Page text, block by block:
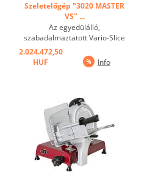
Szeletelőgép "3020 MASTER
VS" ...
Az egyedülálló,
szabadalmaztatott Vario-Slice
csúszda garantálja a biztonságos
és hatékony munkavégzést
optimális ergonómiával. A kocsi
anyag mindig a kocsi hátsó falán
...
2.024.472,50
HUF
Info